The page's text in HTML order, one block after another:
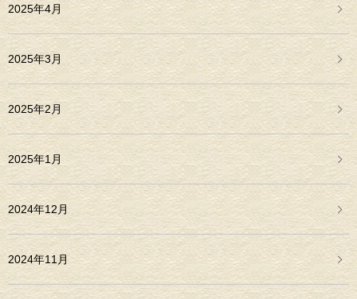
2025年4月
2025年3月
2025年2月
2025年1月
2024年12月
2024年11月